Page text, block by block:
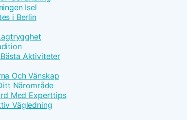
Isel
i Berlin
Aktiviteter
Och Vänskap
Närområde
Med Experttips
Vägledning